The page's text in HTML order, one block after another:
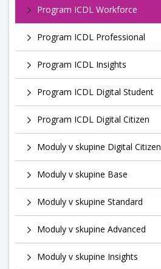
Program ICDL Workforce
Program ICDL Professional
Program ICDL Insights
Program ICDL Digital Student
Program ICDL Digital Citizen
Moduly v skupine Digital Citizen
Moduly v skupine Base
Moduly v skupine Standard
Moduly v skupine Advanced
Moduly v skupine Insights